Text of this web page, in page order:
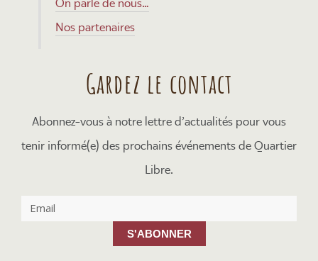
Nos partenaires
Gardez le contact
Abonnez-vous à notre lettre d’actualités pour vous
tenir informé(e) des prochains événements de Quartier
Libre.
S'ABONNER